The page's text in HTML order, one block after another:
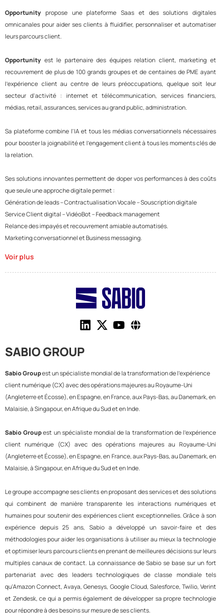
Opportunity propose une plateforme Saas et des solutions digitales
omnicanales pour aider ses clients à fluidifier, personnaliser et automatiser
leurs parcours client.
Opportunity est le partenaire des équipes relation client, marketing et
recouvrement de plus de 100 grands groupes et de centaines de PME ayant
l'expérience client au centre de leurs préoccupations, quelque soit leur
secteur d'activité : internet et télécommunication, services financiers,
médias, retail, assurances, services au grand public, administration.
Sa plateforme combine l'IA et tous les médias conversationnels nécessaires
pour booster la joignabilité et l'engagement client à tous les moments clés de
la relation.
Ses solutions innovantes permettent de doper vos performances à des coûts
que seule une approche digitale permet :
Génération de leads – Contractualisation Vocale – Souscription digitale
Service Client digital – VidéoBot – Feedback management
Relance des impayés et recouvrement amiable automatisés.
Marketing conversationnel et Business messaging.
Voir plus
SABIO GROUP
Sabio Groupest un spécialiste mondial de la transformation de l'expérience
client numérique (CX) avec des opérations majeures au Royaume-Uni
(Angleterre et Écosse), en Espagne, en France, aux Pays-Bas, au Danemark, en
Malaisie, à Singapour, en Afrique du Sud et en Inde.
Sabio Groupest un spécialiste mondial de la transformation de l'expérience
client numérique (CX) avec des opérations majeures au Royaume-Uni
(Angleterre et Écosse), en Espagne, en France, aux Pays-Bas, au Danemark, en
Malaisie, à Singapour, en Afrique du Sud et en Inde.
Le groupe accompagne ses clients en proposant des services et des solutions
qui combinent de manière transparente les interactions numériques et
humaines pour soutenir des expériences client exceptionnelles. Grâce à son
expérience depuis 25 ans, Sabio a développé un savoir-faire et des
méthodologies pour aider les organisations à utiliser au mieux la technologie
et optimiser leurs parcours clients en prenant de meilleures décisions sur leurs
multiples canaux de contact. La connaissance de Sabio se base sur un fort
partenariat avec des leaders technologiques de classe mondiale tels
qu'Amazon Connect, Avaya, Genesys, Google Cloud, Salesforce, Twilio, Verint
et Zendesk, ce qui a permis également de développer sa propre technologie
pour répondre à des besoins sur mesure de ses clients.